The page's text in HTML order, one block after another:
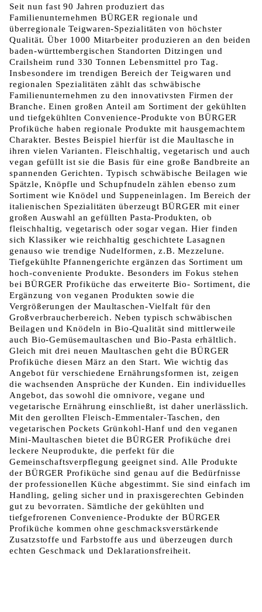
Seit nun fast 90 Jahren produziert das
Familienunternehmen BÜRGER regionale und
überregionale Teigwaren-Spezialitäten von höchster
Qualität. Über 1000 Mitarbeiter produzieren an den beiden
baden-württembergischen Standorten Ditzingen und
Crailsheim rund 330 Tonnen Lebensmittel pro Tag.
Insbesondere im trendigen Bereich der Teigwaren und
regionalen Spezialitäten zählt das schwäbische
Familienunternehmen zu den innovativsten Firmen der
Branche. Einen großen Anteil am Sortiment der gekühlten
und tiefgekühlten Convenience-Produkte von BÜRGER
Profiküche haben regionale Produkte mit hausgemachtem
Charakter. Bestes Beispiel hierfür ist die Maultasche in
ihren vielen Varianten. Fleischhaltig, vegetarisch und auch
vegan gefüllt ist sie die Basis für eine große Bandbreite an
spannenden Gerichten. Typisch schwäbische Beilagen wie
Spätzle, Knöpfle und Schupfnudeln zählen ebenso zum
Sortiment wie Knödel und Suppeneinlagen. Im Bereich der
italienischen Spezialitäten überzeugt BÜRGER mit einer
großen Auswahl an gefüllten Pasta-Produkten, ob
fleischhaltig, vegetarisch oder sogar vegan. Hier finden
sich Klassiker wie reichhaltig geschichtete Lasagnen
genauso wie trendige Nudelformen, z.B. Mezzelune.
Tiefgekühlte Pfannengerichte ergänzen das Sortiment um
hoch-conveniente Produkte. Besonders im Fokus stehen
bei BÜRGER Profiküche das erweiterte Bio- Sortiment, die
Ergänzung von veganen Produkten sowie die
Vergrößerungen der Maultaschen-Vielfalt für den
Großverbraucherbereich. Neben typisch schwäbischen
Beilagen und Knödeln in Bio-Qualität sind mittlerweile
auch Bio-Gemüsemaultaschen und Bio-Pasta erhältlich.
Gleich mit drei neuen Maultaschen geht die BÜRGER
Profiküche diesen März an den Start. Wie wichtig das
Angebot für verschiedene Ernährungsformen ist, zeigen
die wachsenden Ansprüche der Kunden. Ein individuelles
Angebot, das sowohl die omnivore, vegane und
vegetarische Ernährung einschließt, ist daher unerlässlich.
Mit den gerollten Fleisch-Emmentaler-Taschen, den
vegetarischen Pockets Grünkohl-Hanf und den veganen
Mini-Maultaschen bietet die BÜRGER Profiküche drei
leckere Neuprodukte, die perfekt für die
Gemeinschaftsverpflegung geeignet sind. Alle Produkte
der BÜRGER Profiküche sind genau auf die Bedürfnisse
der professionellen Küche abgestimmt. Sie sind einfach im
Handling, geling sicher und in praxisgerechten Gebinden
gut zu bevorraten. Sämtliche der gekühlten und
tiefgefrorenen Convenience-Produkte der BÜRGER
Profiküche kommen ohne geschmacksverstärkende
Zusatzstoffe und Farbstoffe aus und überzeugen durch
echten Geschmack und Deklarationsfreiheit.